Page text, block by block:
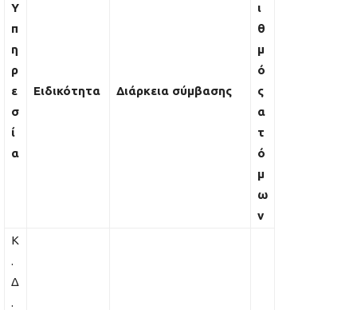
Υ
π
η
ρ
ε
σ
ί
α
Ειδικότητα Διάρκεια σύμβασης
ι
θ
μ
ό
ς
α
τ
ό
μ
ω
ν
Κ
.
Δ
.